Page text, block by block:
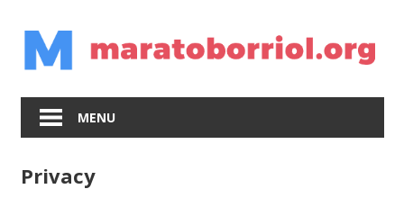
content
MENU
Privacy